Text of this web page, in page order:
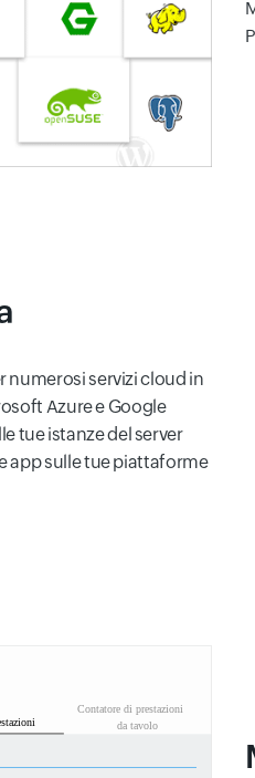
numerosi servizi cloud in
Azure e Google
tue istanze del server
app sulle tue piattaforme